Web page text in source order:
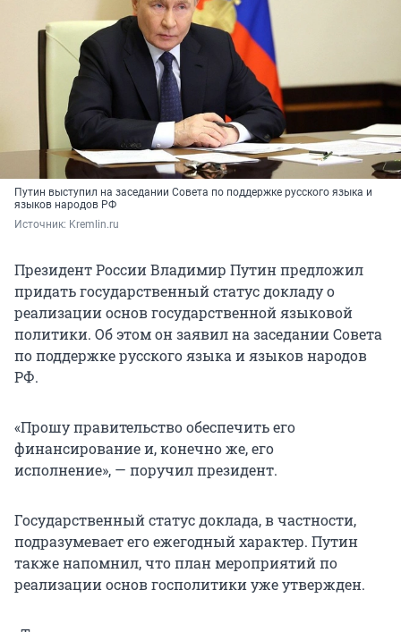
Путин выступил на заседании Совета по поддержке русского языка и
языков народов РФ
Источник: Kremlin.ru
Президент России Владимир Путин предложил
придать государственный статус докладу о
реализации основ государственной языковой
политики. Об этом он заявил на заседании Совета
по поддержке русского языка и языков народов
РФ.
«Прошу правительство обеспечить его
финансирование и, конечно же, его
исполнение», — поручил президент.
Государственный статус доклада, в частности,
подразумевает его ежегодный характер. Путин
также напомнил, что план мероприятий по
реализации основ госполитики уже утвержден.